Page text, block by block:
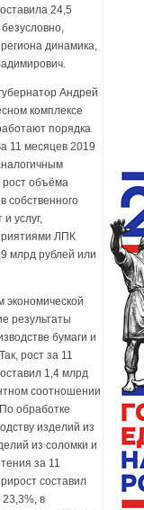
24,5
динамика,
Андрей
комплексе
порядка
11 месяцев 2019
рост объёма
собственного
услуг,
ЛПК
млрд рублей или
экономической
результаты
бумаги и
рост за 11
1,4 млрд
соотношении
обработке
изделий из
из соломки и
за 11
составил
в